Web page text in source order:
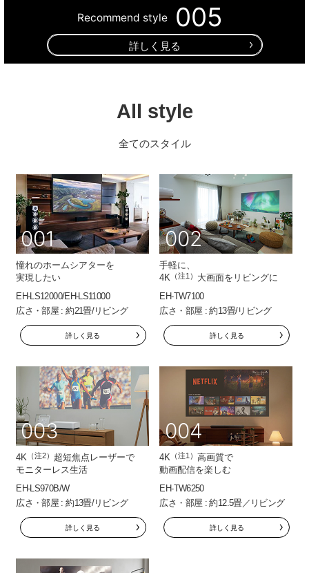
Recommend style 005
詳しく見る
All style
全てのスタイル
001
憧れのホームシアターを
実現したい
EH-LS12000/EH-LS11000
広さ・部屋 : 約21畳/リビング
詳しく見る
002
手軽に、
4K （注1） 大画面をリビングに
EH-TW7100
広さ・部屋 : 約13畳/リビング
詳しく見る
003
4K （注2） 超短焦点レーザーで
モニターレス生活
EH-LS970B/W
広さ・部屋 : 約13畳/リビング
詳しく見る
004
4K （注1）高画質で
動画配信を楽しむ
EH-TW6250
広さ・部屋 : 約12.5畳／リビング
詳しく見る